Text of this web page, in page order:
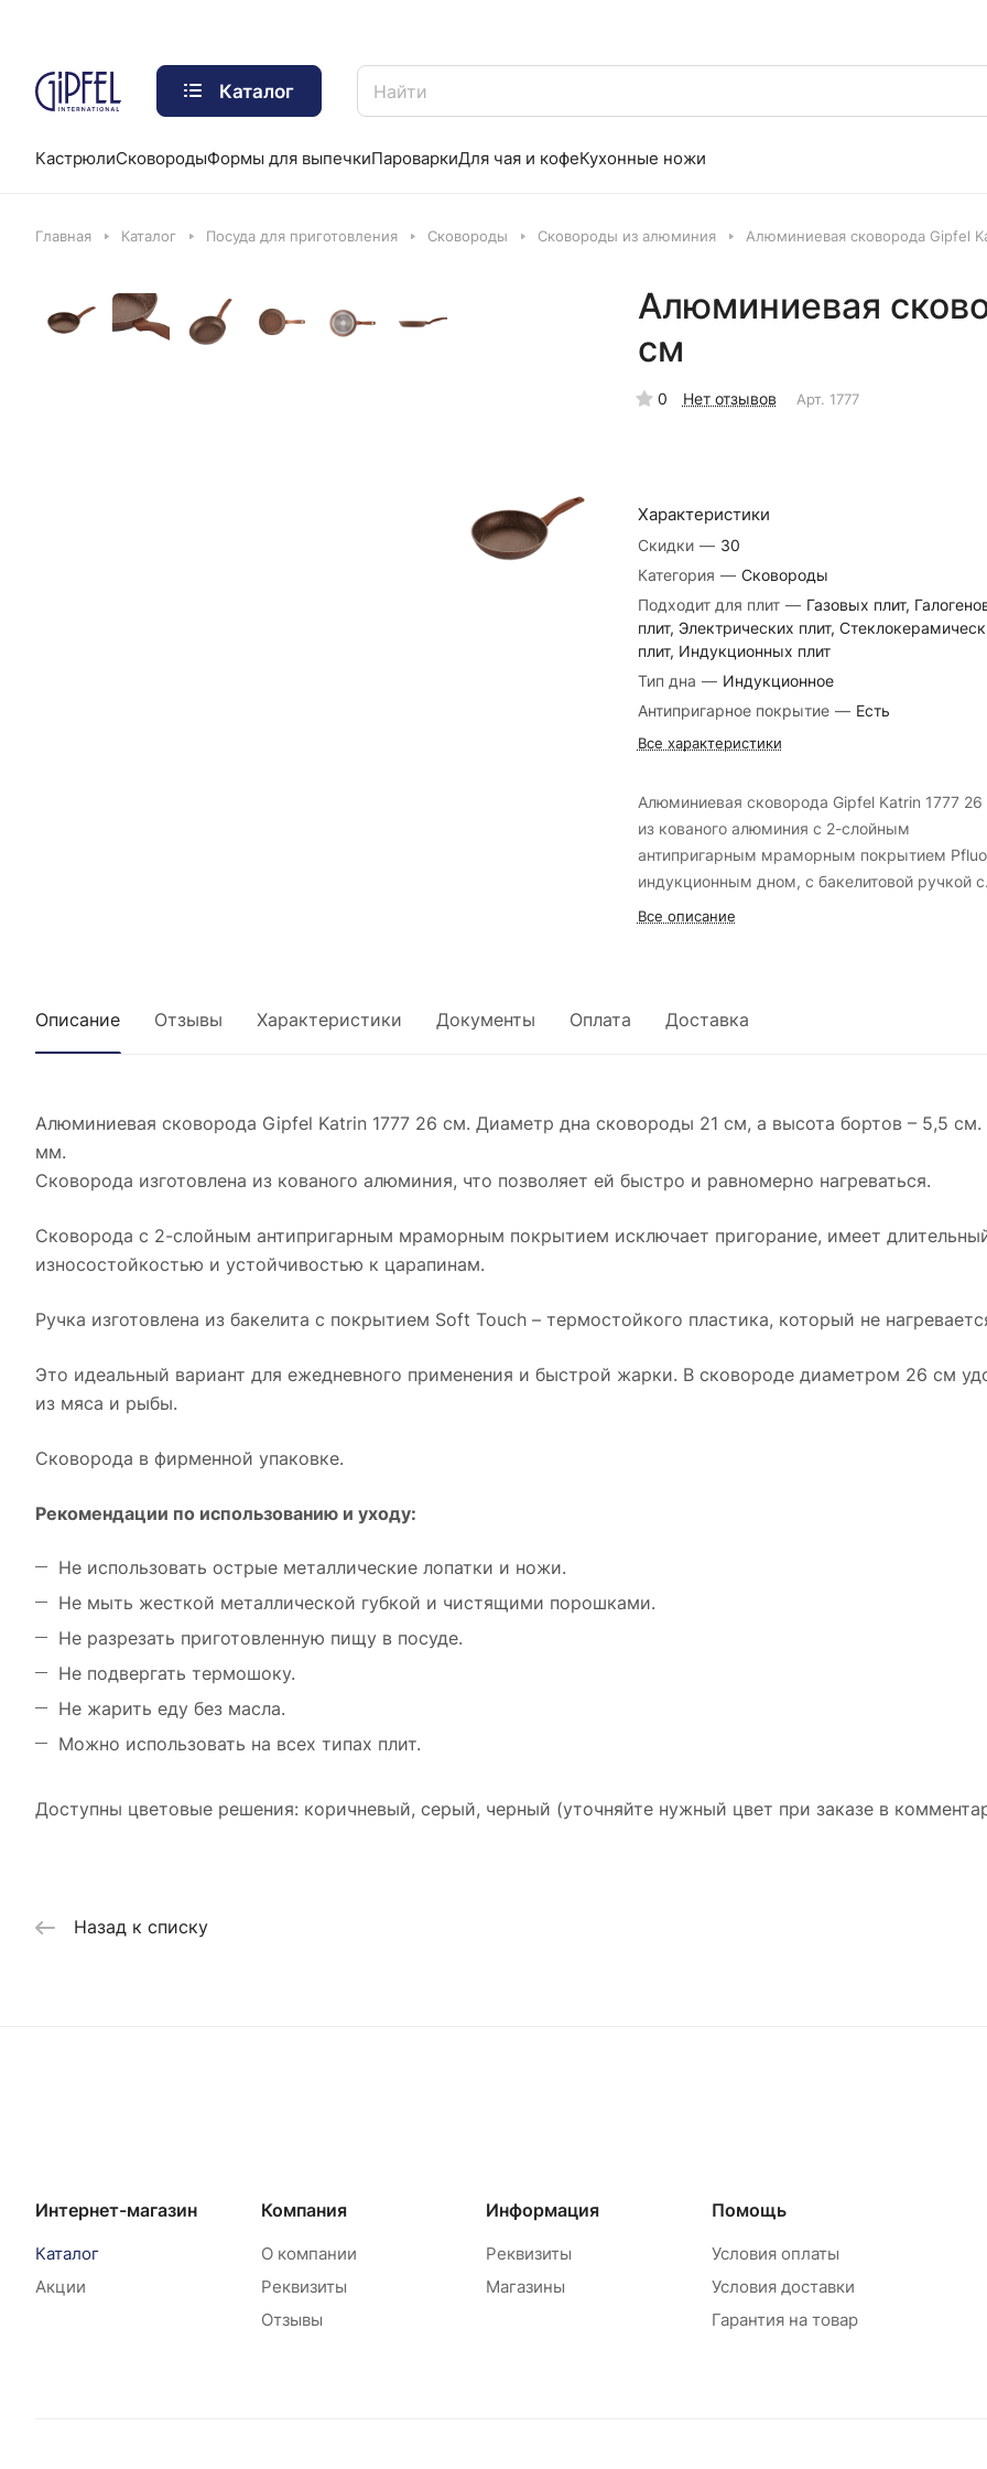
Каталог
КастрюлиСковородыФормы для выпечкиПароваркиДля чая и кофеКухонные ножи
Главная Каталог Посуда для приготовления Сковороды Сковороды из алюминия Алюминиевая сковорода Gipfel
Алюминиевая
см
0 Нет отзывов Арт. 1777
Характеристики
Скидки — 30
Категория — Сковороды
Подходит для плит — Газовых плит,
плит, Электрических плит,
плит, Индукционных плит
Тип дна — Индукционное
Антипригарное покрытие — Есть
Все характеристики
Алюминиевая сковорода Gipfel Katrin 1777
из кованого алюминия с 2-слойным
антипригарным мраморным покрытием
индукционным дном, с бакелитовой ручкой с
покрытием Soft-touch.
Все описание
Описание Отзывы Характеристики Документы Оплата Доставка
Алюминиевая сковорода Gipfel Katrin 1777 26 см. Диаметр дна сковороды 21 см, а высота бортов – 5,5
мм.
Сковорода изготовлена из кованого алюминия, что позволяет ей быстро и равномерно нагреваться.
Сковорода с 2-слойным антипригарным мраморным покрытием исключает пригорание, имеет
износостойкостью и устойчивостью к царапинам.
Ручка изготовлена из бакелита с покрытием Soft Touch – термостойкого пластика, который не
Это идеальный вариант для ежедневного применения и быстрой жарки. В сковороде диаметром 26 см
из мяса и рыбы.
Сковорода в фирменной упаковке.
Рекомендации по использованию и уходу:
Не использовать острые металлические лопатки и ножи.
Не мыть жесткой металлической губкой и чистящими порошками.
Не разрезать приготовленную пищу в посуде.
Не подвергать термошоку.
Не жарить еду без масла.
Можно использовать на всех типах плит.
Доступны цветовые решения: коричневый, серый, черный (уточняйте нужный цвет при заказе в
Назад к списку
Интернет-магазин
Каталог
Акции
Компания
О компании
Реквизиты
Отзывы
Информация
Реквизиты
Магазины
Помощь
Условия оплаты
Условия доставки
Гарантия на товар